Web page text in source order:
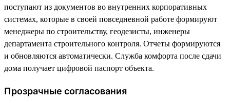
поступают из документов во внутренних корпоративных
системах, которые в своей повседневной работе формируют
менеджеры по строительству, геодезисты, инженеры
департамента строительного контроля. Отчеты формируются
и обновляются автоматически. Служба комфорта после сдачи
дома получает цифровой паспорт объекта.
Прозрачные согласования